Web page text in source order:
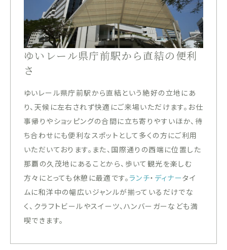
ゆいレール県庁前駅から直結の便利
さ
ゆいレール県庁前駅から直結という絶好の立地にあ
り、天候に左右されず快適にご来場いただけます。お仕
事帰りやショッピングの合間に立ち寄りやすいほか、待
ち合わせにも便利なスポットとして多くの方にご利用
いただいております。また、国際通りの西端に位置した
那覇の久茂地にあることから、歩いて観光を楽しむ
方々にとっても休憩に最適です。ランチ・ ディナータイ
ムに和洋中の幅広いジャンルが揃っているだけでな
く、クラフトビールやスイーツ、ハンバーガーなども満
喫できます。